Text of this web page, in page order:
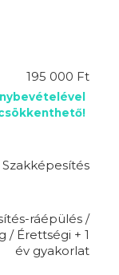
195 000 Ft
Szakképesítés
ráépülés /
/ Érettségi + 1
év gyakorlat